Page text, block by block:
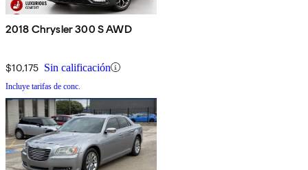
2018 Chrysler 300 S AWD
$10,175 Sin calificación
Incluye tarifas de conc.